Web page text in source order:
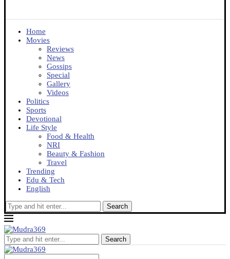
Home
Movies
Reviews
News
Gossips
Special
Gallery
Videos
Politics
Sports
Devotional
Life Style
Food & Health
NRI
Beauty & Fashion
Travel
Trending
Edu & Tech
English
Search
Search